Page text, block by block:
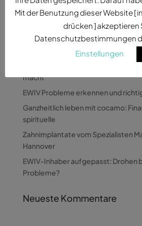
Neueste Beiträge
macht
EWIV Probleme erkennen und
Ganzheitlich leben mit cocamo:
spirituelle
Zahnimplantate vom Spezialisten
Hannover
EWIV-Inhaber aufgepasst: Drohen
Probleme?
Neueste Kommentare
Mit der Benutzung dieser Website [
drücken ] akzeptieren
Datenschutzbestimmungen
Einstellungen